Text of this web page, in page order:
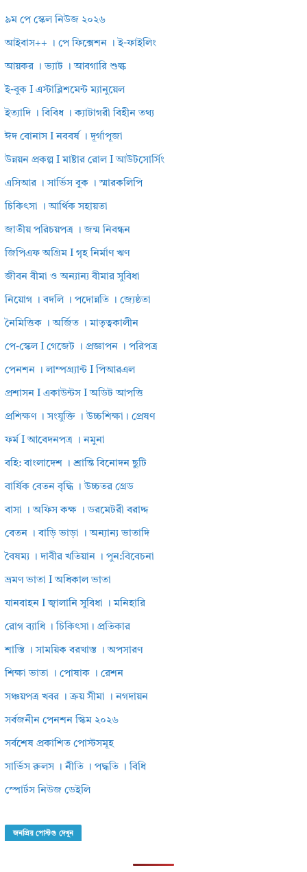
৯ম পে স্কেল নিউজ ২০২৬
আইবাস++ । পে ফিক্সেশন । ই-ফাইলিং
আয়কর । ভ্যাট । আবগারি শুল্ক
ই-বুক I এস্টাব্লিশমেন্ট ম্যানুয়েল
ইত্যাদি । বিবিধ । ক্যাটাগরী বিহীন তথ্য
ঈদ বোনাস I নববর্ষ । দূর্গাপূজা
উন্নয়ন প্রকল্প I মাষ্টার রোল I আউটসোর্সিং
এসিআর । সার্ভিস বুক । স্মারকলিপি
চিকিৎসা । আর্থিক সহায়তা
জাতীয় পরিচয়পত্র । জন্ম নিবন্ধন
জিপিএফ অগ্রিম I গৃহ নির্মাণ ঋণ
জীবন বীমা ও অন্যান্য বীমার সুবিধা
নিয়োগ । বদলি । পদোন্নতি । জ্যেষ্ঠতা
নৈমিত্তিক । অর্জিত । মাতৃত্বকালীন
পে-স্কেল I গেজেট । প্রজ্ঞাপন । পরিপত্র
পেনশন । লাম্পগ্র্যান্ট I পিআরএল
প্রশাসন I একাউন্টস I অডিট আপত্তি
প্রশিক্ষণ । সংযুক্তি । উচ্চশিক্ষা। প্রেষণ
ফর্ম I আবেদনপত্র । নমুনা
বহি: বাংলাদেশ । শ্রান্তি বিনোদন ছুটি
বার্ষিক বেতন বৃদ্ধি । উচ্চতর গ্রেড
বাসা । অফিস কক্ষ । ডরমেটরী বরাদ্দ
বেতন । বাড়ি ভাড়া । অন্যান্য ভাতাদি
বৈষম্য । দাবীর খতিয়ান । পুন:বিবেচনা
ভ্রমণ ভাতা I অধিকাল ভাতা
যানবাহন I জ্বালানি সুবিধা । মনিহারি
রোগ ব্যাধি । চিকিৎসা। প্রতিকার
শাস্তি । সাময়িক বরখাস্ত । অপসারণ
শিক্ষা ভাতা । পোষাক । রেশন
সঞ্চয়পত্র খবর । ক্রয় সীমা । নগদায়ন
সর্বজনীন পেনশন স্কিম ২০২৬
সর্বশেষ প্রকাশিত পোস্টসমূহ
সার্ভিস রুলস । নীতি । পদ্ধতি । বিধি
স্পোর্টস নিউজ ডেইলি
জনপ্রিয় পোস্টগু দেখুন